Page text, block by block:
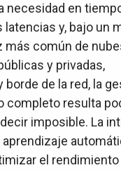
necesidad en
latencias y, bajo un
más común de
y privadas,
de la red, la
completo resulta
imposible. La
aprendizaje
el